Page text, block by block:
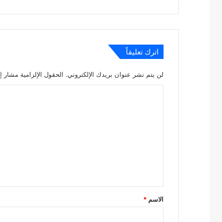
اترك تعليقاً
لن يتم نشر عنوان بريدك الإلكتروني. الحقول الإلزامية مشار
*
الاسم *